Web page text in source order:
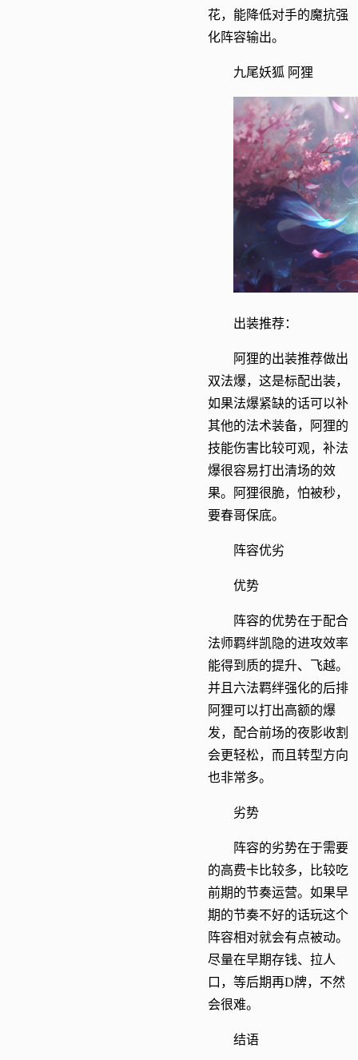
花，能降低对手的魔抗强
化阵容输出。
九尾妖狐 阿狸
出装推荐：
阿狸的出装推荐做出
双法爆，这是标配出装，
如果法爆紧缺的话可以补
其他的法术装备，阿狸的
技能伤害比较可观，补法
爆很容易打出清场的效
果。阿狸很脆，怕被秒，
要春哥保底。
阵容优劣
优势
阵容的优势在于配合
法师羁绊凯隐的进攻效率
能得到质的提升、飞越。
并且六法羁绊强化的后排
阿狸可以打出高额的爆
发，配合前场的夜影收割
会更轻松，而且转型方向
也非常多。
劣势
阵容的劣势在于需要
的高费卡比较多，比较吃
前期的节奏运营。如果早
期的节奏不好的话玩这个
阵容相对就会有点被动。
尽量在早期存钱、拉人
口，等后期再D牌，不然
会很难。
结语